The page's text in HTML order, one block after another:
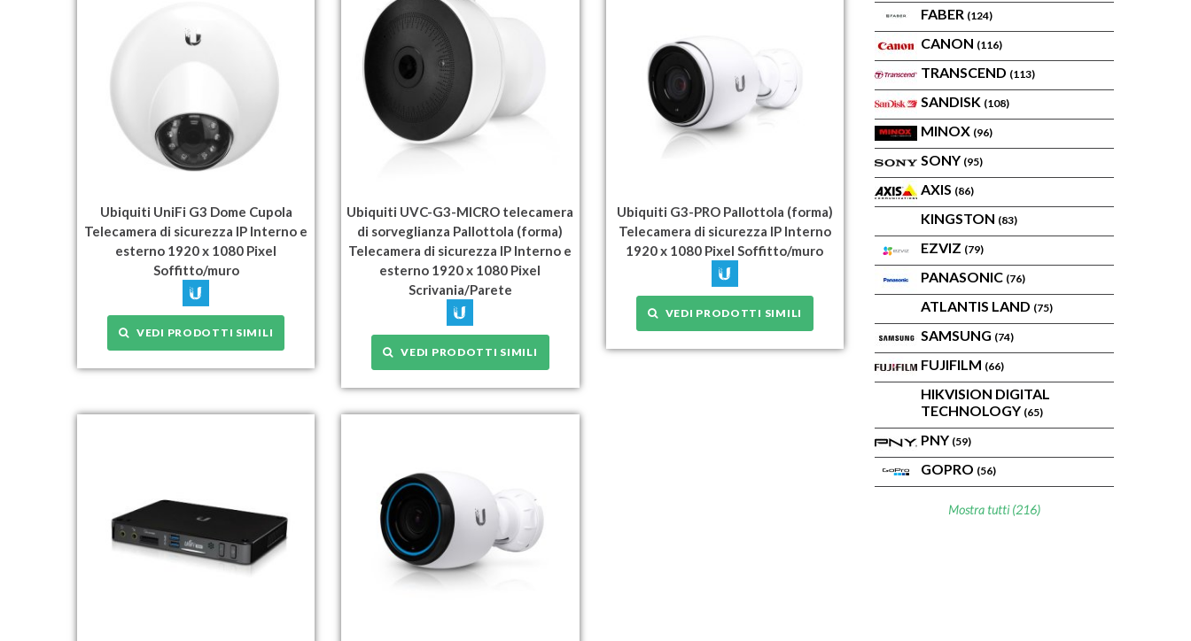
FABER (124)
CANON (116)
TRANSCEND (113)
SANDISK (108)
MINOX (96)
SONY (95)
AXIS (86)
KINGSTON (83)
EZVIZ (79)
PANASONIC (76)
ATLANTIS LAND (75)
SAMSUNG (74)
FUJIFILM (66)
HIKVISION DIGITAL
TECHNOLOGY (65)
PNY (59)
GOPRO (56)
Mostra tutti (216)
Ubiquiti UniFi G3 Dome Cupola
Telecamera di sicurezza IP Interno e
esterno 1920 x 1080 Pixel
Soffitto/muro
VEDI PRODOTTI SIMILI
Ubiquiti UVC-G3-MICRO telecamera
di sorveglianza Pallottola (forma)
Telecamera di sicurezza IP Interno e
esterno 1920 x 1080 Pixel
Scrivania/Parete
VEDI PRODOTTI SIMILI
Ubiquiti G3-PRO Pallottola (forma)
Telecamera di sicurezza IP Interno
1920 x 1080 Pixel Soffitto/muro
VEDI PRODOTTI SIMILI